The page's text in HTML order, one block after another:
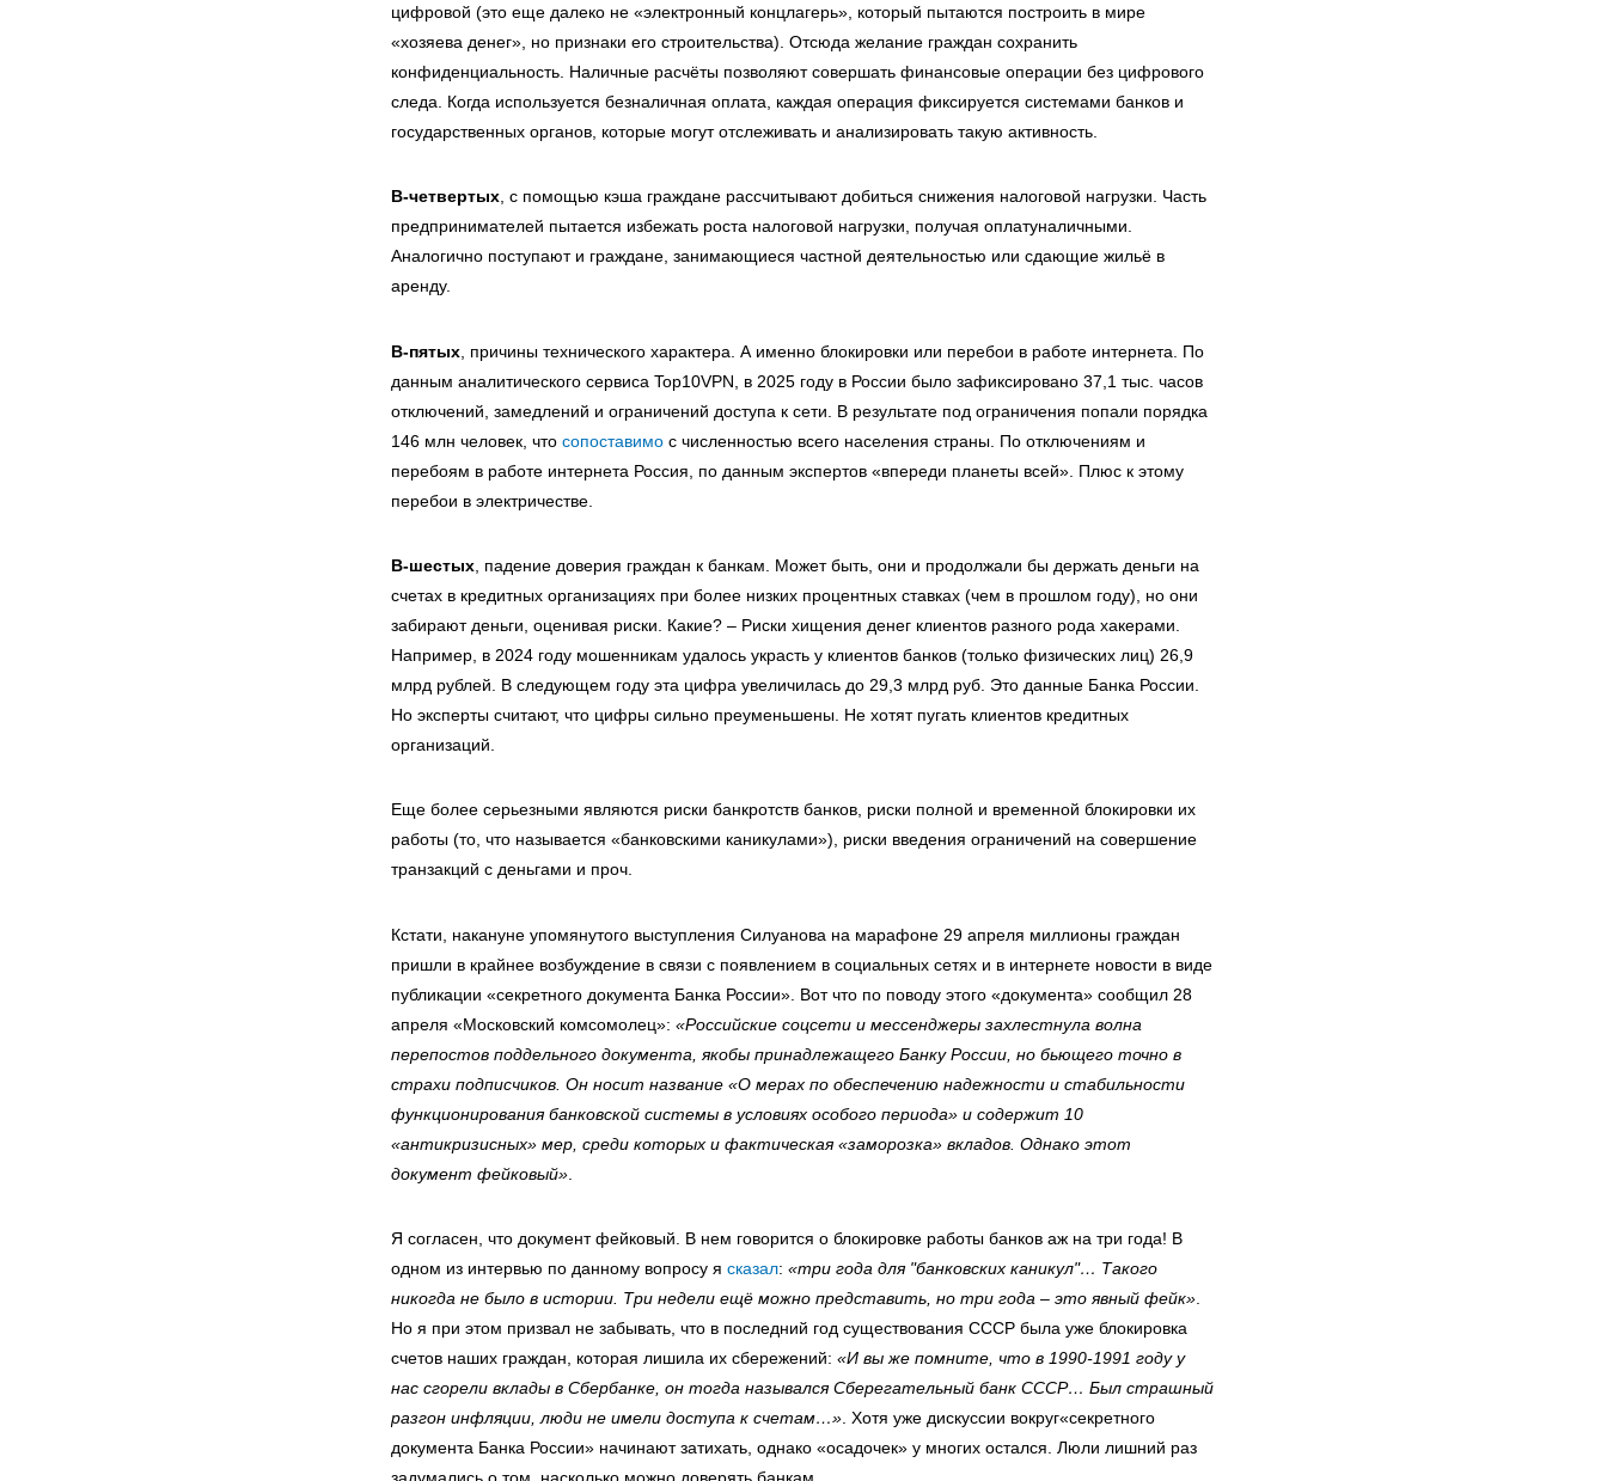
цифровой (это еще далеко не «электронный концлагерь», который пытаются построить в мире
«хозяева денег», но признаки его строительства). Отсюда желание граждан сохранить
конфиденциальность. Наличные расчёты позволяют совершать финансовые операции без цифрового
следа. Когда используется безналичная оплата, каждая операция фиксируется системами банков и
государственных органов, которые могут отслеживать и анализировать такую активность.
В-четвертых , с помощью кэша граждане рассчитывают добиться снижения налоговой нагрузки. Часть
предпринимателей пытается избежать роста налоговой нагрузки, получая оплатуналичными.
Аналогично поступают и граждане, занимающиеся частной деятельностью или сдающие жильё в
аренду.
В-пятых , причины технического характера. А именно блокировки или перебои в работе интернета. По
данным аналитического сервиса Top10VPN, в 2025 году в России было зафиксировано 37,1 тыс. часов
отключений, замедлений и ограничений доступа к сети. В результате под ограничения попали порядка
146 млн человек, что сопоставимо с численностью всего населения страны. По отключениям и
перебоям в работе интернета Россия, по данным экспертов «впереди планеты всей». Плюс к этому
перебои в электричестве.
В-шестых , падение доверия граждан к банкам. Может быть, они и продолжали бы держать деньги на
счетах в кредитных организациях при более низких процентных ставках (чем в прошлом году), но они
забирают деньги, оценивая риски. Какие? – Риски хищения денег клиентов разного рода хакерами.
Например, в 2024 году мошенникам удалось украсть у клиентов банков (только физических лиц) 26,9
млрд рублей. В следующем году эта цифра увеличилась до 29,3 млрд руб. Это данные Банка России.
Но эксперты считают, что цифры сильно преуменьшены. Не хотят пугать клиентов кредитных
организаций.
Еще более серьезными являются риски банкротств банков, риски полной и временной блокировки их
работы (то, что называется «банковскими каникулами»), риски введения ограничений на совершение
транзакций с деньгами и проч.
Кстати, накануне упомянутого выступления Силуанова на марафоне 29 апреля миллионы граждан
пришли в крайнее возбуждение в связи с появлением в социальных сетях и в интернете новости в виде
публикации «секретного документа Банка России». Вот что по поводу этого «документа» сообщил 28
апреля «Московский комсомолец»: «Российские соцсети и мессенджеры захлестнула волна
перепостов поддельного документа, якобы принадлежащего Банку России, но бьющего точно в
страхи подписчиков. Он носит название «О мерах по обеспечению надежности и стабильности
функционирования банковской системы в условиях особого периода» и содержит 10
«антикризисных» мер, среди которых и фактическая «заморозка» вкладов. Однако этот
документ фейковый»
Я согласен, что документ фейковый. В нем говорится о блокировке работы банков аж на три года! В
одном из интервью по данному вопросу я сказал: «три года для "банковских каникул"… Такого
никогда не было в истории. Три недели ещё можно представить, но три года – это явный фейк»
Но я при этом призвал не забывать, что в последний год существования СССР была уже блокировка
счетов наших граждан, которая лишила их сбережений: «И вы же помните, что в 1990-1991 году у
нас сгорели вклады в Сбербанке, он тогда назывался Сберегательный банк СССР… Был страшный
разгон инфляции, люди не имели доступа к счетам…» . Хотя уже дискуссии вокруг«секретного
документа Банка России» начинают затихать, однако «осадочек» у многих остался. Люли лишний раз